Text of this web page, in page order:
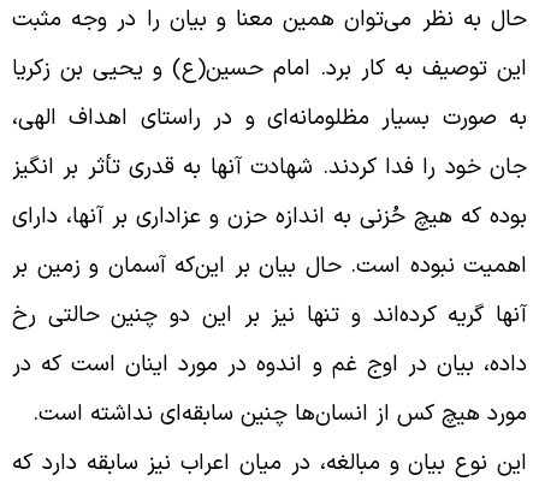
به نظر می‌توان همین معنا و بیان را در وجه مثبت
توصیف به کار برد. امام حسین(ع) و یحیی بن زکریا
صورت بسیار مظلومانه‌ای و در راستای اهداف الهی،
خود را فدا کردند. شهادت آنها به قدری تأثر بر انگیز
که هیچ حُزنی به اندازه حزن و عزاداری بر آنها، دارای
نبوده است. حال بیان بر این‌که آسمان و زمین بر
گریه کرده‌اند و تنها نیز بر این دو چنین حالتی رخ
بیان در اوج غم و اندوه در مورد اینان است که در
هیچ کس از انسان‌ها چنین سابقه‌ای نداشته است.
نوع بیان و مبالغه، در میان اعراب نیز سابقه دارد که